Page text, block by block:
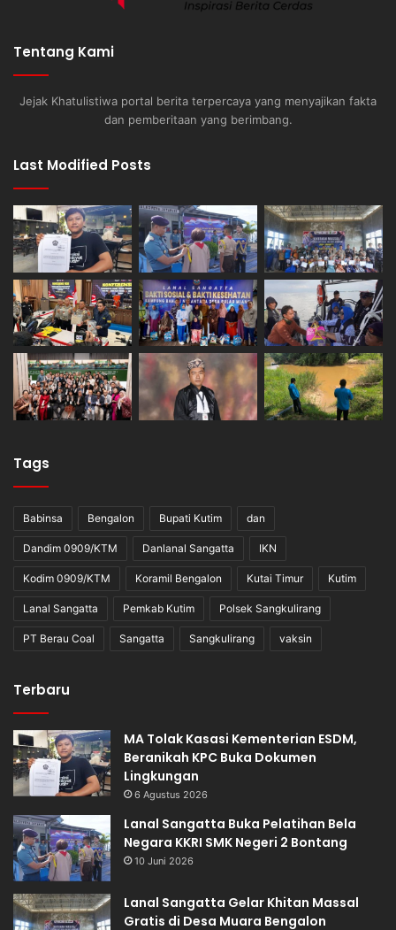
Tentang Kami
Jejak Khatulistiwa portal berita terpercaya yang menyajikan fakta
dan pemberitaan yang berimbang.
Last Modified Posts
Tags
Babinsa Bengalon Bupati Kutim dan
Dandim 0909/KTM Danlanal Sangatta IKN
Kodim 0909/KTM Koramil Bengalon Kutai Timur Kutim
Lanal Sangatta Pemkab Kutim Polsek Sangkulirang
PT Berau Coal Sangatta Sangkulirang vaksin
Terbaru
MA Tolak Kasasi Kementerian ESDM,
Beranikah KPC Buka Dokumen
Lingkungan
6 Agustus 2026
Lanal Sangatta Buka Pelatihan Bela
Negara KKRI SMK Negeri 2 Bontang
10 Juni 2026
Lanal Sangatta Gelar Khitan Massal
Gratis di Desa Muara Bengalon